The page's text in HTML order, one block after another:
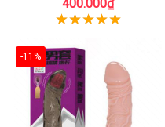
400.000₫
-11%